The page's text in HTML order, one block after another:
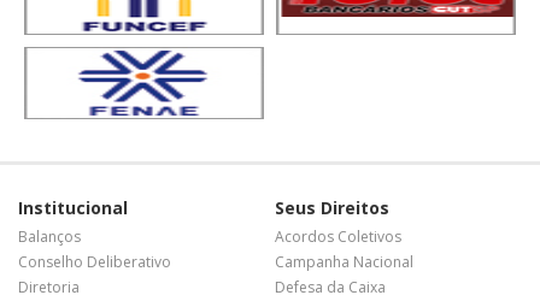
Institucional
Balanços
Conselho Deliberativo
Diretoria
Seus Direitos
Acordos Coletivos
Campanha Nacional
Defesa da Caixa